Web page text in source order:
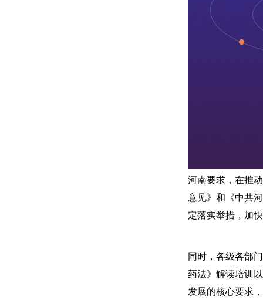
河南要求，在推
意见》和《中共
定落实举措，加
同时，各级各部
药法》解读培训
发展的核心要求